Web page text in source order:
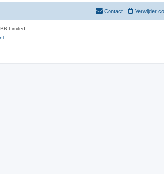
Verwijder
Contact
Limited
.